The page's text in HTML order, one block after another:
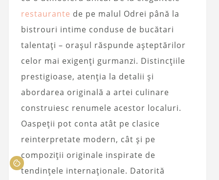
restaurante de pe malul Odrei până la
bistrouri intime conduse de bucătari
talentați – orașul răspunde așteptărilor
celor mai exigenți gurmanzi. Distincțiile
prestigioase, atenția la detalii și
abordarea originală a artei culinare
construiesc renumele acestor localuri.
Oaspeții pot conta atât pe clasice
reinterpretate modern, cât și pe
compoziții originale inspirate de
tendințele internaționale. Datorită